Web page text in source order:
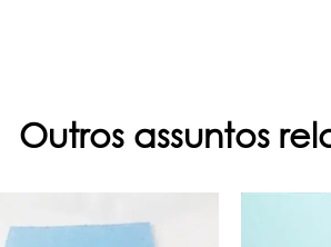
Outros assuntos